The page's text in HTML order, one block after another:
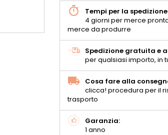
Tempi per la
4 giorni per merce
merce da produrre
Spedizione gratuita e
per qualsiasi importo, in
Cosa fare alla
clicca! procedura per il
trasporto
Garanzia:
1 anno